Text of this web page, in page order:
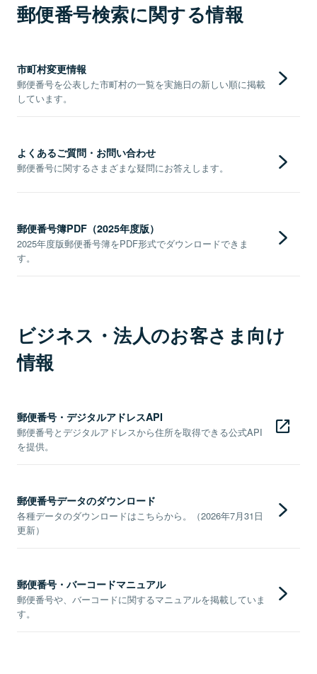
郵便番号検索に関する情報
市町村変更情報
郵便番号を公表した市町村の一覧を実施日の新しい順に掲載
しています。
よくあるご質問・お問い合わせ
郵便番号に関するさまざまな疑問にお答えします。
郵便番号簿PDF（2025年度版）
2025年度版郵便番号簿をPDF形式でダウンロードできま
す。
ビジネス・法人のお客さま向け
情報
郵便番号・デジタルアドレスAPI
郵便番号とデジタルアドレスから住所を取得できる公式API
を提供。
郵便番号データのダウンロード
各種データのダウンロードはこちらから。（2026年7月31日
更新）
郵便番号・バーコードマニュアル
郵便番号や、バーコードに関するマニュアルを掲載していま
す。